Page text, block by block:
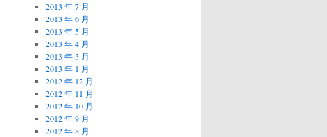
2013 年 7 月
2013 年 6 月
2013 年 5 月
2013 年 4 月
2013 年 3 月
2013 年 1 月
2012 年 12 月
2012 年 11 月
2012 年 10 月
2012 年 9 月
2012 年 8 月